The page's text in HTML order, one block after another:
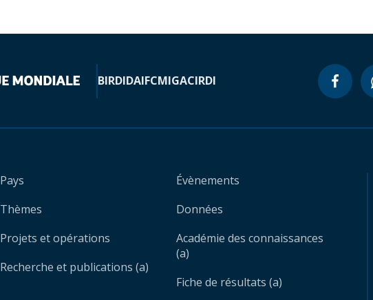
BIRDIDAIFCMIGACIRDI
Pays
Thèmes
Projets et opérations
Recherche et publications (a)
Évènements
Données
Académie des connaissances
(a)
Fiche de résultats (a)